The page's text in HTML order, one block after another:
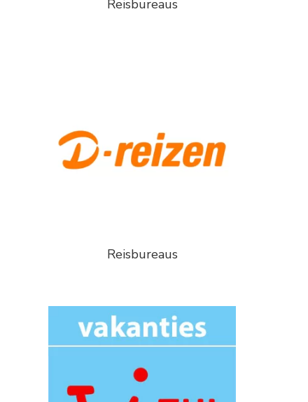
Reisbureaus
Reisbureaus